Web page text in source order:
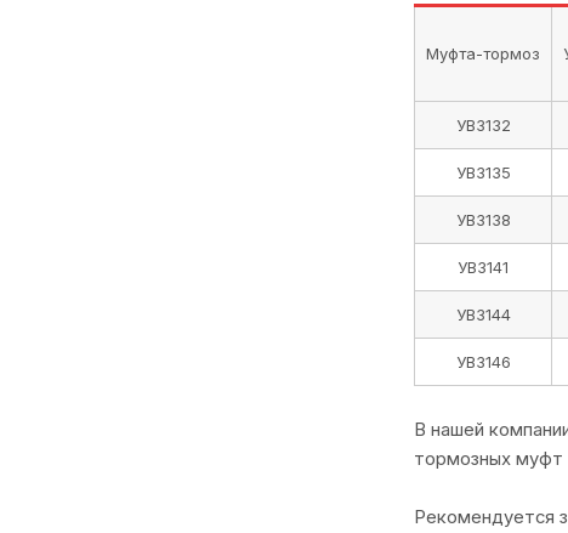
Муфта-тормоз
УВ3132
УВ3135
УВ3138
УВ3141
УВ3144
УВ3146
В нашей
тормозных муфт
Рекомендуется